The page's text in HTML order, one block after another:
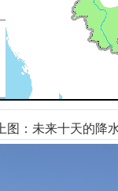
上图：未来十天的降